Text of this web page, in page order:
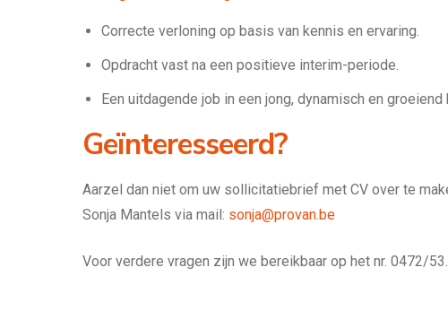
Correcte verloning op basis van kennis en ervaring.
Opdracht vast na een positieve interim-periode.
Een uitdagende job in een jong, dynamisch en groeiend
Geïnteresseerd?
Aarzel dan niet om uw sollicitatiebrief met CV over te
Sonja Mantels via mail: sonja@provan.be
Voor verdere vragen zijn we bereikbaar op het nr. 0472/